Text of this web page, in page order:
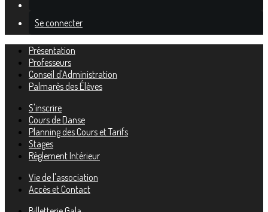
Se connecter
Présentation
Professeurs
Conseil d'Administration
Palmarès des Élèves
S'inscrire
Cours de Danse
Planning des Cours et Tarifs
Stages
Règlement Intérieur
Vie de l'association
Accès et Contact